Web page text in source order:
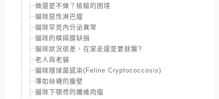
做還是不做？檢驗的困境
貓咪惡性淋巴瘤
貓咪罕見內分泌異常
貓咪的橫隔膜缺損
貓咪狀況很差，在家走還是要就醫?
老人與老貓
貓咪隱球菌感染(Feline Cryptococcosis)
薄如絲襪的腹壁
貓咪下顎骨的纖維肉瘤